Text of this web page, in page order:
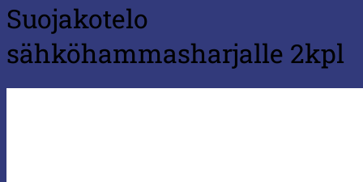
Suojakotelo
sähköhammasharjalle 2kpl